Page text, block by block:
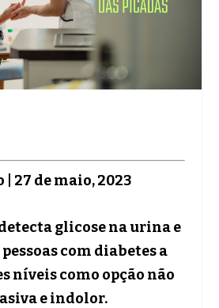
| 27 de maio, 2023
glicose na urina e
com diabetes a
níveis como opção não
e indolor.